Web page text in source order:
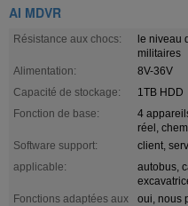
AI MDVR
Résistance aux chocs:
le niveau
militaires
Alimentation:
8V-36V
Capacité de stockage:
1TB HDD
Fonction de base:
4
réel,
Software support:
client,
applicable:
autobus,
Fonctions adaptées aux
oui, nous